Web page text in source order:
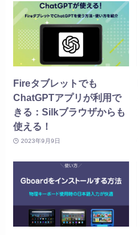
Fireタブレットでも
ChatGPTアプリが利用で
きる：Silkブラウザからも
使える！
2023年9月9日